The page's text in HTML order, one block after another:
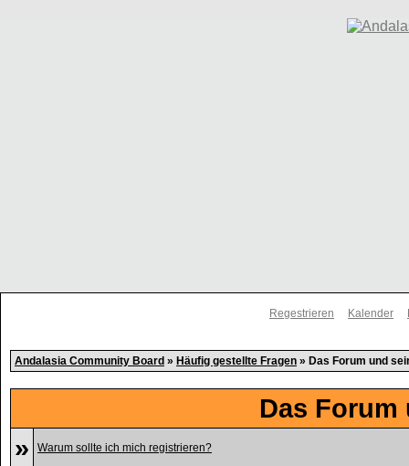
Regestrieren Kalender
Andalasia Community Board » Häufig gestellte Fragen » Das Forum und
Das
»
Warum sollte ich mich registrieren?